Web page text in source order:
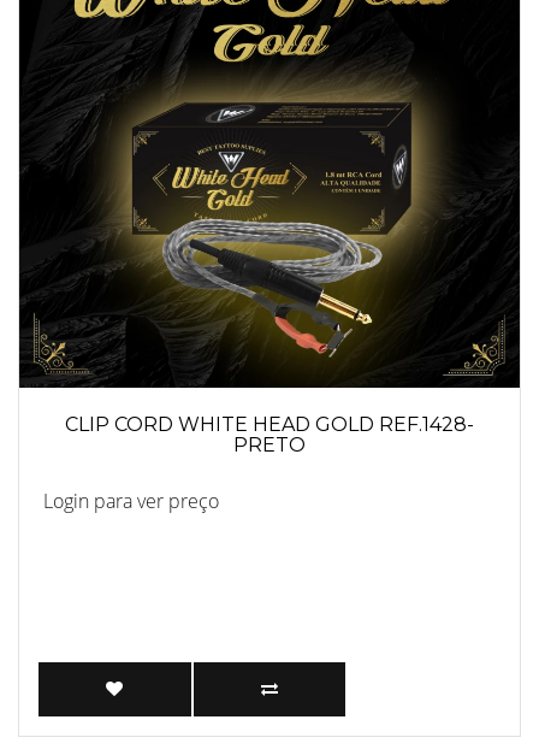
CLIP CORD WHITE HEAD GOLD REF.1428-
PRETO
Login para ver preço